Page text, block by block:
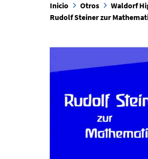
Inicio Otros
Waldorf
Rudolf Steiner zur